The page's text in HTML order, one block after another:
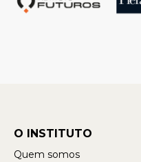
O INSTITUTO
Quem somos